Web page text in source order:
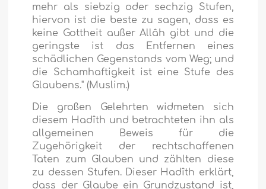
mehr als siebzig oder sechzig Stufen,
hiervon ist die beste zu sagen, dass es
keine Gottheit außer Allâh gibt und die
geringste ist das Entfernen eines
schädlichen Gegenstands vom Weg; und
die Schamhaftigkeit ist eine Stufe des
Glaubens." (Muslim.)
Die großen Gelehrten widmeten sich
diesem Hadîth und betrachteten ihn als
allgemeinen Beweis für die
Zugehörigkeit der rechtschaffenen
Taten zum Glauben und zählten diese
zu dessen Stufen. Dieser Hadîth erklärt,
dass der Glaube ein Grundzustand ist,